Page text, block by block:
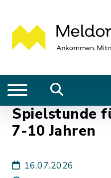
Spielstunde
7-10 Jahren
16.07.2026